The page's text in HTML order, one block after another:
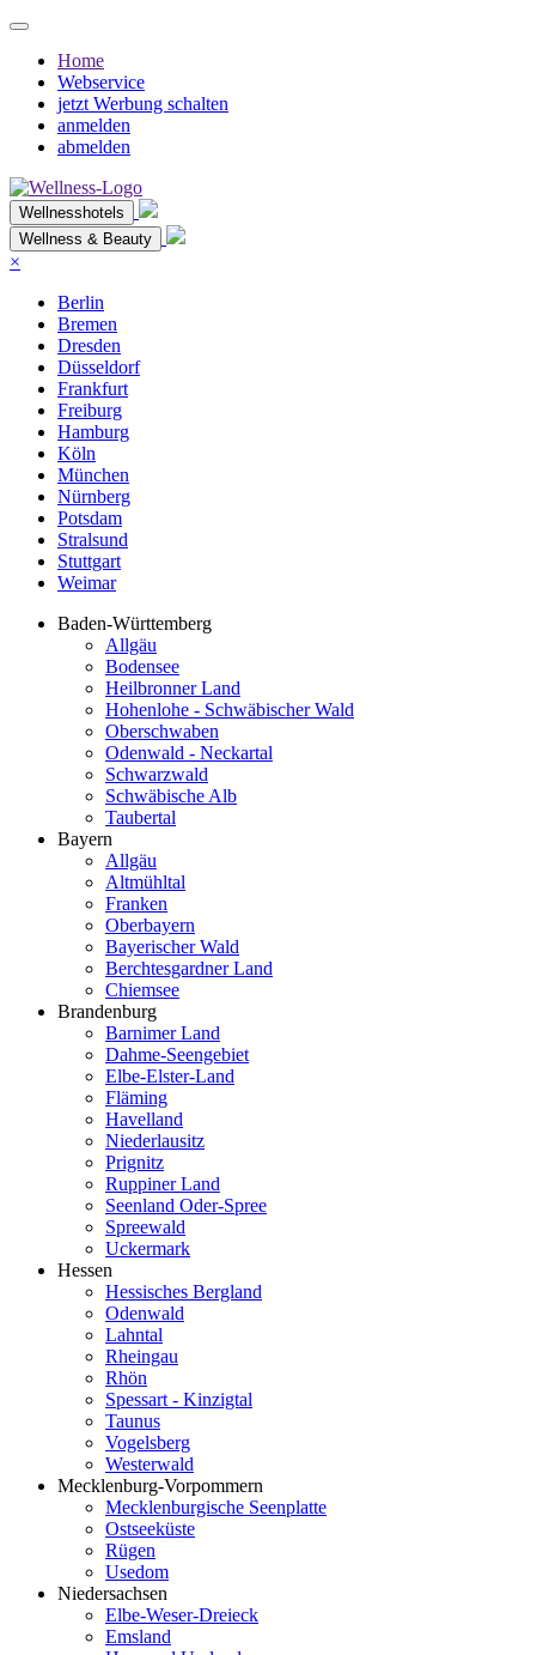
Home
Webservice
jetzt Werbung schalten
anmelden
abmelden
Wellnesshotels
Wellness & Beauty
×
Berlin
Bremen
Dresden
Düsseldorf
Frankfurt
Freiburg
Hamburg
Köln
München
Nürnberg
Potsdam
Stralsund
Stuttgart
Weimar
Baden-Württemberg
Allgäu
Bodensee
Heilbronner Land
Hohenlohe - Schwäbischer Wald
Oberschwaben
Odenwald - Neckartal
Schwarzwald
Schwäbische Alb
Taubertal
Bayern
Allgäu
Altmühltal
Franken
Oberbayern
Bayerischer Wald
Berchtesgardner Land
Chiemsee
Brandenburg
Barnimer Land
Dahme-Seengebiet
Elbe-Elster-Land
Fläming
Havelland
Niederlausitz
Prignitz
Ruppiner Land
Seenland Oder-Spree
Spreewald
Uckermark
Hessen
Hessisches Bergland
Odenwald
Lahntal
Rheingau
Rhön
Spessart - Kinzigtal
Taunus
Vogelsberg
Westerwald
Mecklenburg-Vorpommern
Mecklenburgische Seenplatte
Ostseeküste
Rügen
Usedom
Niedersachsen
Elbe-Weser-Dreieck
Emsland